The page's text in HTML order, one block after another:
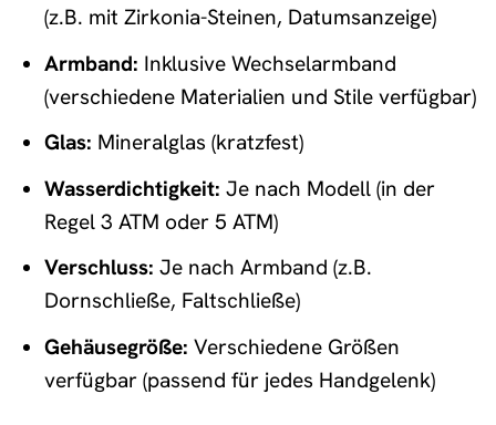
(z.B. mit Zirkonia-Steinen, Datumsanzeige)
Armband: Inklusive Wechselarmband
(verschiedene Materialien und Stile verfügbar)
Glas: Mineralglas (kratzfest)
Wasserdichtigkeit: Je nach Modell (in der
Regel 3 ATM oder 5 ATM)
Verschluss: Je nach Armband (z.B.
Dornschließe, Faltschließe)
Gehäusegröße: Verschiedene Größen
verfügbar (passend für jedes Handgelenk)